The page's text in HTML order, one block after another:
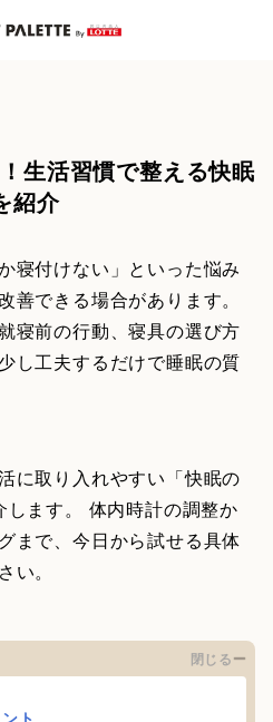
生活習慣で整える快眠
紹介
寝付けない」といった悩み
善できる場合があります。
寝前の行動、寝具の選び方
し工夫するだけで睡眠の質
に取り入れやすい「快眠の
ます。 体内時計の調整か
まで、今日から試せる具体
い。
閉じる
ト